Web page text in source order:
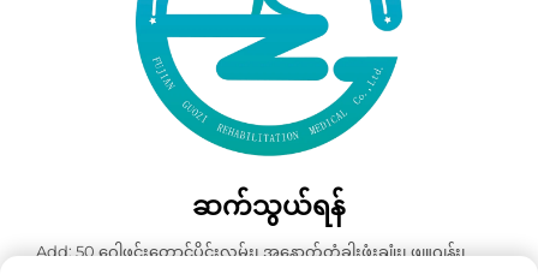
ဆက်သွယ်ရန်
Add: 50 ဂေါဖင်းတောင်ပိုင်းလမ်း၊ အနောက်တံခါးဖုံးချုံး၊ ဖျူဂျန်း၊